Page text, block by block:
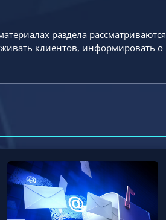
раздела рассматриваются
клиентов, информировать о